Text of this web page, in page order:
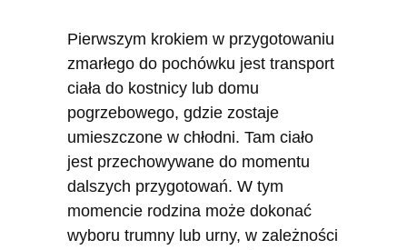
Pierwszym krokiem w przygotowaniu
zmarłego do pochówku jest transport
ciała do kostnicy lub domu
pogrzebowego, gdzie zostaje
umieszczone w chłodni. Tam ciało
jest przechowywane do momentu
dalszych przygotowań. W tym
momencie rodzina może dokonać
wyboru trumny lub urny, w zależności